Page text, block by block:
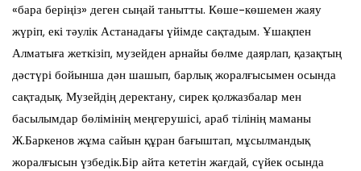
«бара беріңіз» деген сыңай танытты. Көше-көшемен жаяу
жүріп, екі тәулік Астанадағы үйімде сақтадым. Ұшақпен
Алматыға жеткізіп, музейден арнайы бөлме даярлап, қазақтың
дәстүрі бойынша дән шашып, барлық жоралғысымен осында
сақтадық. Музейдің деректану, сирек қолжазбалар мен
басылымдар бөлімінің меңгерушісі, араб тілінің маманы
Ж.Баркенов жұма сайын құран бағыштап, мұсылмандық
жоралғысын үзбедік.Бір айта кететін жағдай, сүйек осында